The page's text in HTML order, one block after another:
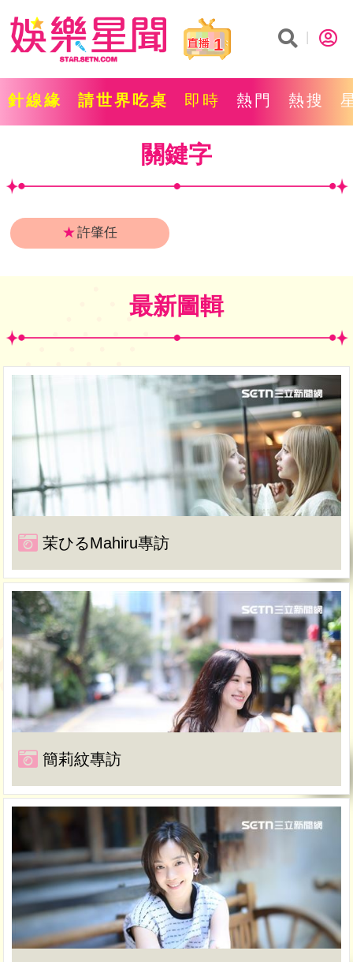
1
針線緣 請世界吃桌 即時 熱門 熱搜
關鍵字
★許肇任
最新圖輯
茉ひるMahiru專訪
簡莉紋專訪